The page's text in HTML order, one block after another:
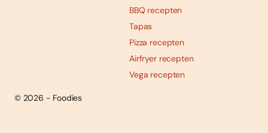
BBQ recepten
Tapas
Pizza recepten
Airfryer recepten
Vega recepten
© 2026 - Foodies